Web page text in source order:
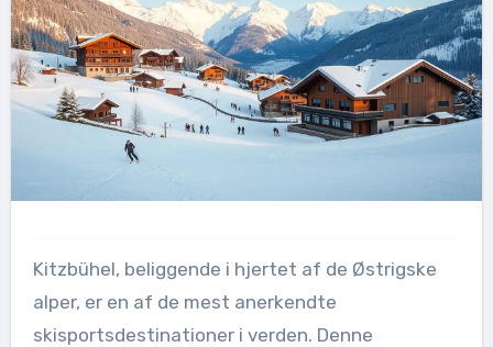
Kitzbühel, beliggende i hjertet af de Østrigske
alper, er en af de mest anerkendte
skisportsdestinationer i verden. Denne